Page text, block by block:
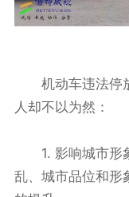
机动车违法停放
人却不以为然：
1. 影响城市形
乱、城市品位和形